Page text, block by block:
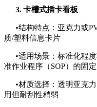
3. 卡槽式插卡看板
•结构特点：亚克力或
质/塑料信息卡片
•适用场景：标准化程
准作业程序（SOP）的固
•材质选择：透明亚克
用但耐刮性稍弱